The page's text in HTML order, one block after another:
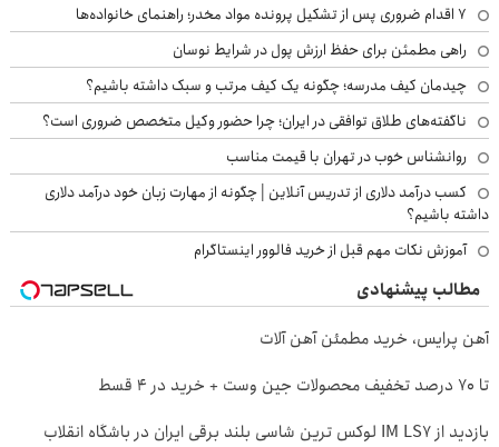
۷ اقدام ضروری پس از تشکیل پرونده مواد مخدر؛ راهنمای خانواده‌ها
راهی مطمئن برای حفظ ارزش پول در شرایط نوسان
چیدمان کیف مدرسه؛ چگونه یک کیف مرتب و سبک داشته باشیم؟
ناگفته‌های طلاق توافقی در ایران؛ چرا حضور وکیل متخصص ضروری است؟
روانشناس خوب در تهران با قیمت مناسب
کسب درآمد دلاری از تدریس آنلاین | چگونه از مهارت زبان خود درآمد دلاری
داشته باشیم؟
آموزش نکات مهم قبل از خرید فالوور اینستاگرام
مطالب پیشنهادی
آهن پرایس، خرید مطمئن آهن آلات
تا 70 درصد تخفیف محصولات جین وست + خرید در 4 قسط
بازدید از IM LS7 لوکس ترین شاسی بلند برقی ایران در باشگاه انقلاب